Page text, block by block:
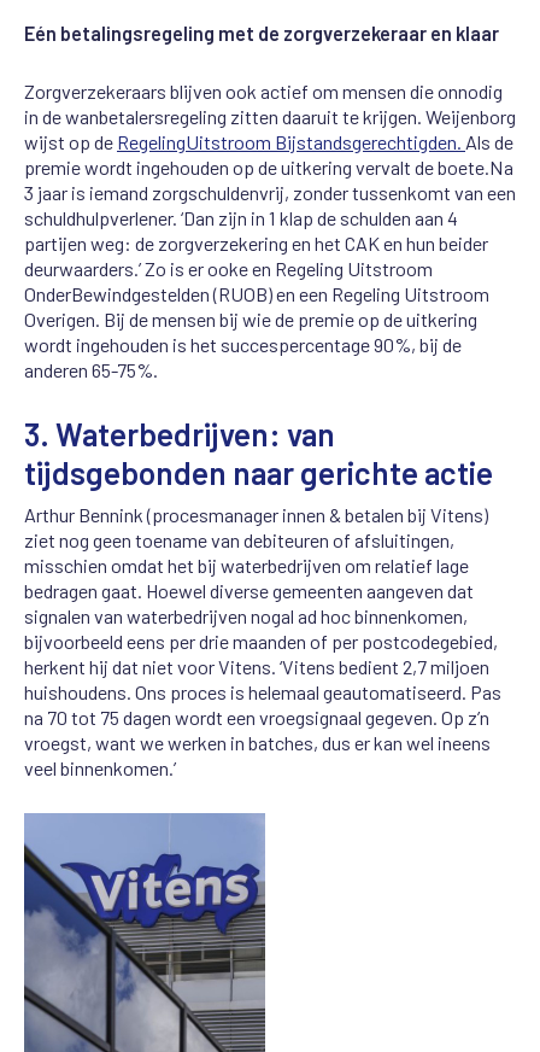
Eén betalingsregeling met de zorgverzekeraar en klaar
Zorgverzekeraars blijven ook actief om mensen die onnodig
in de wanbetalersregeling zitten daaruit te krijgen. Weijenborg
wijst op de RegelingUitstroom Bijstandsgerechtigden. Als de
premie wordt ingehouden op de uitkering vervalt de boete.Na
3 jaar is iemand zorgschuldenvrij, zonder tussenkomt van een
schuldhulpverlener. ‘Dan zijn in 1 klap de schulden aan 4
partijen weg: de zorgverzekering en het CAK en hun beider
deurwaarders.’Zo is er ooke en Regeling Uitstroom
OnderBewindgestelden(RUOB)en een Regeling Uitstroom
Overigen. Bij de mensen bij wie de premie op de uitkering
wordt ingehouden is het succespercentage 90%, bij de
anderen 65-75%.
3. Waterbedrijven: van
tijdsgebonden naargerichte actie
Arthur Bennink(procesmanager innen & betalen bij Vitens)
ziet nog geen toename van debiteuren of afsluitingen,
misschien omdat het bij waterbedrijven om relatief lage
bedragen gaat. Hoewel diversegemeenten aangeven dat
signalen van waterbedrijven nogal ad hocbinnenkomen,
bijvoorbeeld eens per drie maanden of per postcodegebied,
herkent hij dat niet voorVitens. ‘Vitens bedient 2,7miljoen
huishoudens. Ons proces is helemaal geautomatiseerd. Pas
na 70 tot 75 dagen wordt een vroegsignaal gegeven. Op z’n
vroegst, want wewerken in batches, dus erkan wel ineens
veel binnenkomen.’